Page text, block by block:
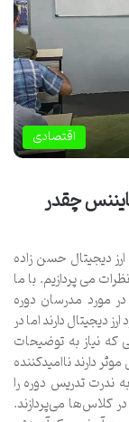
اقتصادی
چقدر
دیجیتال حسن زاده
می پردازیم. با ما
مورد مدرسان دوره
دارند اما در
که نیاز به توضیحات
دارند ناامیدکننده
تدریس دوره را
کلاس‌ها می‌پردازند.